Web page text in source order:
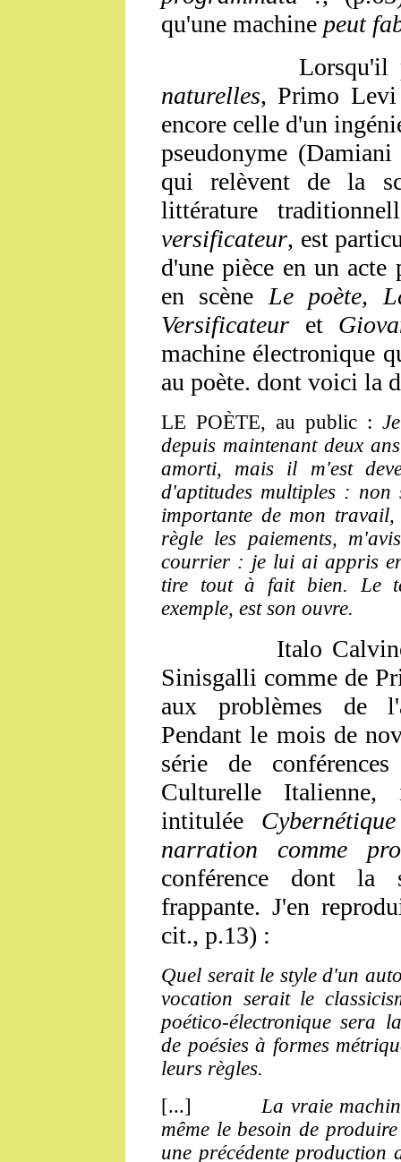
qu'une machine peut
Lorsqu'il
naturelles, Primo
encore celle d'un
pseudonyme
qui relèvent de la
littérature
versificateur, est
d'une pièce en un acte
en scène Le poète,
Versificateur et
machine électronique
au poète. dont voici la
LE POÈTE, au public :
depuis maintenant deux
amorti, mais il m'est
d'aptitudes multiples : non
importante de mon
règle les paiements,
courrier : je lui ai appris
tire tout à fait bien. Le
exemple, est son ouvre.
Italo
Sinisgalli comme de
aux problèmes de
Pendant le mois de
série de
Culturelle Italienne,
intitulée
narration comme
conférence dont la
frappante. J'en
cit., p.13) :
Quel serait le style d'un
vocation serait le
poético-électronique sera
de poésies à formes
leurs règles.
[...] La vraie
même le besoin de
une précédente